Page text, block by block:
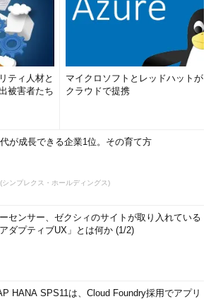
ティ人材と
被害者たち
マイクロソフトとレッドハットが
クラウドで提携
が成長できる企業1位。その育て方
シンプレクス・ホールディングス)
センサー、ゼクシィのサイトが取り入れている
アダプティブUX」とは何か (1/2)
HANA SPS11は、Cloud Foundry採用でアプリ